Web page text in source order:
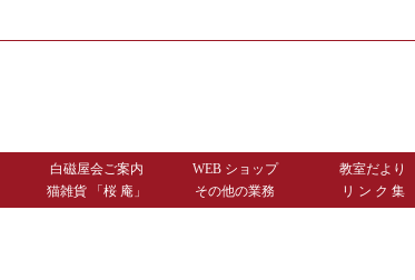
白磁屋会ご案内 WEB ショップ
教室だより
猫雑貨 「桜 庵」 その他の業務
リ ン ク 集